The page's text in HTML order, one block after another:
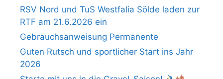
RSV Nord und TuS Westfalia Sölde laden zur
RTF am 21.6.2026 ein
Gebrauchsanweisung Permanente
Guten Rutsch und sportlicher Start ins Jahr
2026